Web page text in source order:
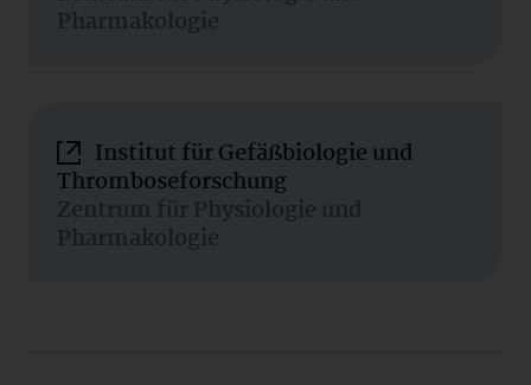
Pharmakologie
Institut für Gefäßbiologie und
Thromboseforschung
Zentrum für Physiologie und
Pharmakologie